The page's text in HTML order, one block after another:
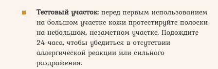
Тестовый участок: перед первым использованием
на большом участке кожи протестируйте полоски
на небольшом, незаметном участке. Подождите
24 часа, чтобы убедиться в отсутствии
аллергической реакции или сильного
раздражения.